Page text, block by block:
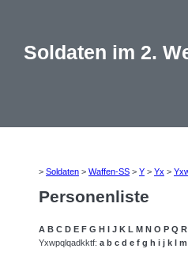
Soldaten im 2.
> Soldaten > Waffen-SS > Y > Yx >
Personenliste
A B C D E F G H I J K L M N O P Q R
Yxwpqlqadkktf: a b c d e f g h i j k l m